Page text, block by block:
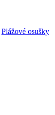
Plážové osušky